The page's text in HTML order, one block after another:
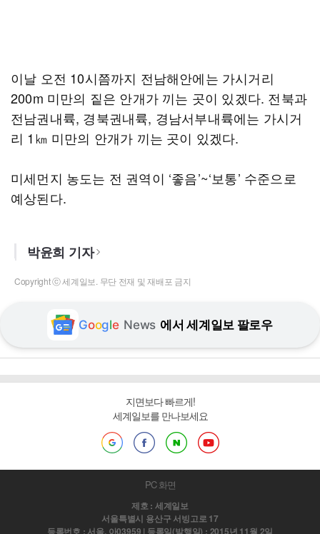
이날 오전 10시쯤까지 전남해안에는 가시거리
200m 미만의 짙은 안개가 끼는 곳이 있겠다. 전북과
전남권내륙, 경북권내륙, 경남서부내륙에는 가시거
리 1㎞ 미만의 안개가 끼는 곳이 있겠다.
미세먼지 농도는 전 권역이 ‘좋음’~‘보통’ 수준으로
예상된다.
박윤희 기자
Copyright ⓒ 세계일보. 무단 전재 및 재배포 금지
Google News 에서 세계일보 팔로우
지면보다 빠르게!
세계일보를 만나보세요
PC 화면
제호 : 세계일보
서울특별시 용산구 서빙고로 17
등록번호 : 서울, 아03959 | 등록일(발행일) : 2015년 11월 2일